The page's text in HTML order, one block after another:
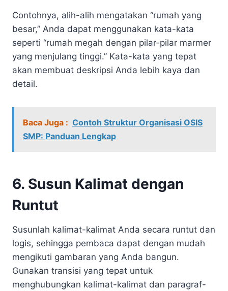
Contohnya, alih-alih mengatakan “rumah yang
besar,” Anda dapat menggunakan kata-kata
seperti “rumah megah dengan pilar-pilar marmer
yang menjulang tinggi.” Kata-kata yang tepat
akan membuat deskripsi Anda lebih kaya dan
detail.
Baca Juga : Contoh Struktur Organisasi OSIS
SMP: Panduan Lengkap
6. Susun Kalimat dengan
Runtut
Susunlah kalimat-kalimat Anda secara runtut dan
logis, sehingga pembaca dapat dengan mudah
mengikuti gambaran yang Anda bangun.
Gunakan transisi yang tepat untuk
menghubungkan kalimat-kalimat dan paragraf-